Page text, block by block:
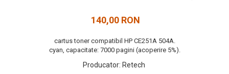
140,00 RON
cartus toner compatibil HP CE251A 504A.
cyan, capacitate: 7000 pagini (acoperire 5%).
Producator: Retech